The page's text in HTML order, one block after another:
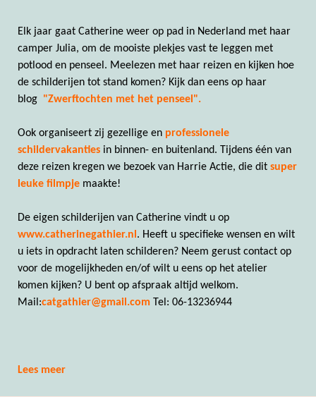
Elk jaar gaat Catherine weer op pad in Nederland met haar
camper Julia, om de mooiste plekjes vast te leggen met
potlood en penseel. Meelezen met haar reizen en kijken hoe
de schilderijen tot stand komen? Kijk dan eens op haar
blog "Zwerftochten met het penseel".
Ook organiseert zij gezellige en professionele
schildervakanties in binnen- en buitenland. Tijdens één van
deze reizen kregen we bezoek van Harrie Actie, die dit super
leuke filmpje maakte!
De eigen schilderijen van Catherine vindt u op
www.catherinegathier.nl . Heeft u specifieke wensen en wilt
u iets in opdracht laten schilderen? Neem gerust contact op
voor de mogelijkheden en/of wilt u eens op het atelier
komen kijken? U bent op afspraak altijd welkom.
Mail:catgathier@gmail.com Tel: 06-13236944
Lees meer